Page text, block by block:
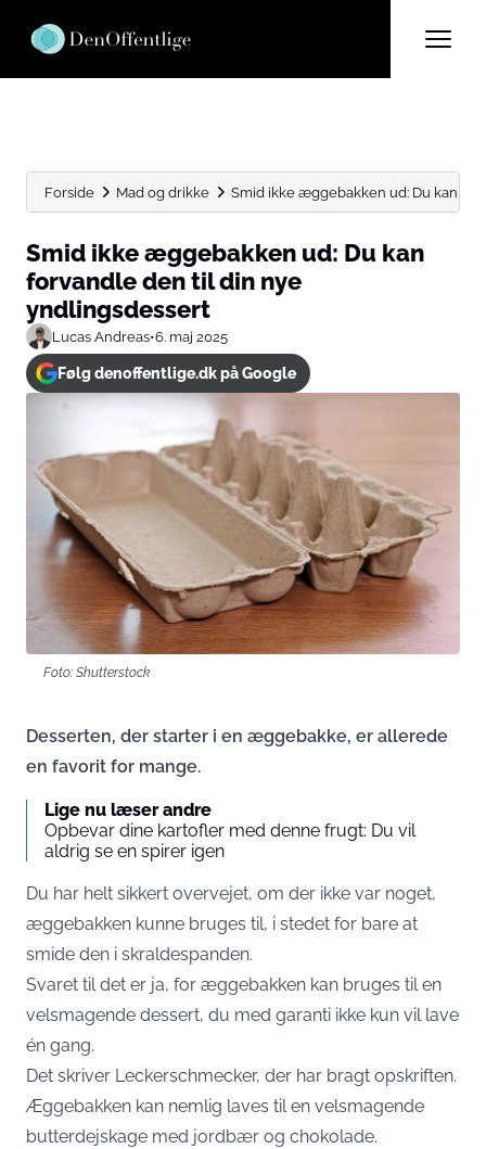
Forside Mad og drikke Smid ikke æggebakken ud: Du kan
Smid ikke æggebakken ud: Du kan
forvandle den til din nye
yndlingsdessert
Lucas Andreas•6. maj 2025
Følg denoffentlige.dk på Google
Foto: Shutterstock
Desserten, der starter i en æggebakke, er allerede
en favorit for mange.
Lige nu læser andre
Opbevar dine kartofler med denne frugt: Du vil
aldrig se en spirer igen
Du har helt sikkert overvejet, om der ikke var noget,
æggebakken kunne bruges til, i stedet for bare at
smide den i skraldespanden.
Svaret til det er ja, for æggebakken kan bruges til en
velsmagende dessert, du med garanti ikke kun vil lave
én gang.
Det skriver Leckerschmecker, der har bragt opskriften.
Æggebakken kan nemlig laves til en velsmagende
butterdejskage med jordbær og chokolade.